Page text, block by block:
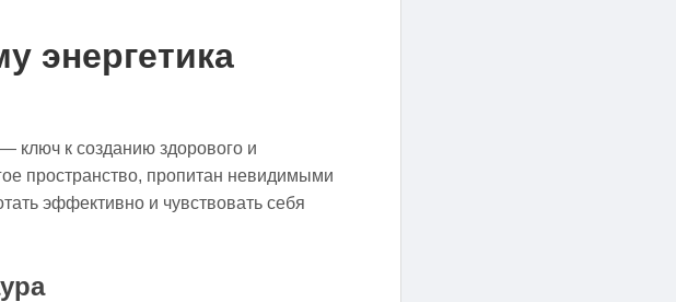
энергетика
ключ к созданию здорового и
пространство, пропитан невидимыми
эффективно и чувствовать себя